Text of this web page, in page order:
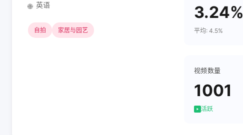
🌐 英语
自拍 家居与园艺
3.24%
平均: 4.5%
视频数量
1001
活跃